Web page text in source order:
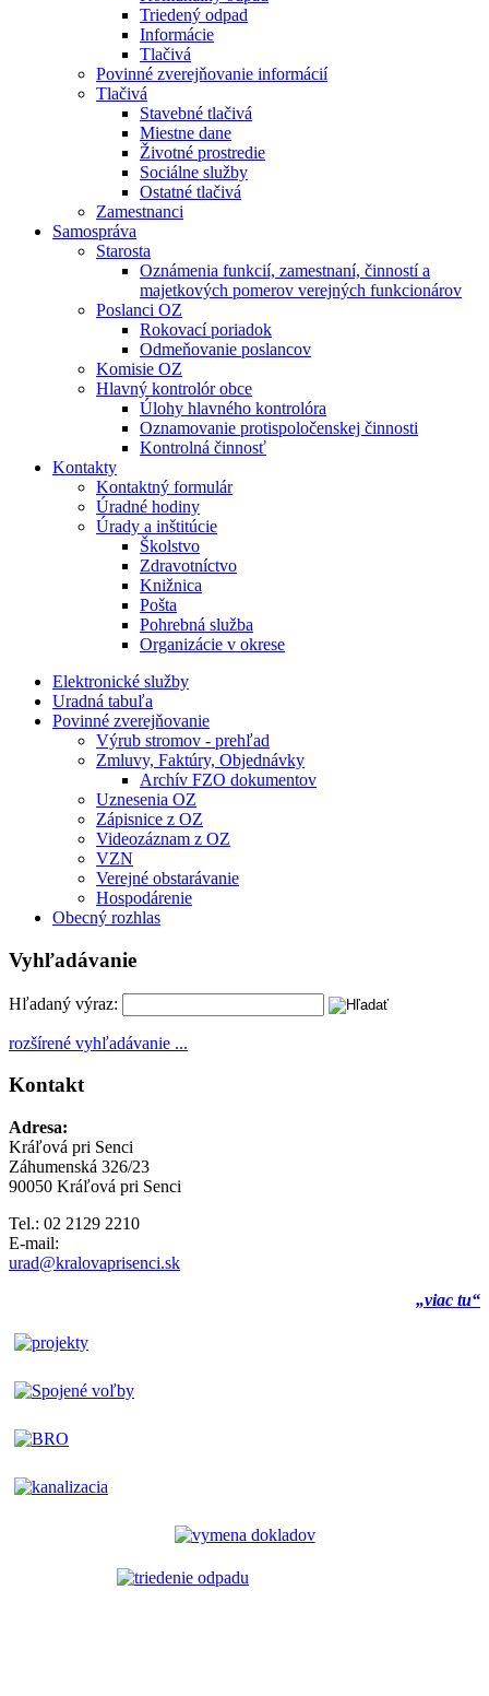
Triedený odpad
Informácie
Tlačivá
Povinné zverejňovanie informácií
Tlačivá
Stavebné tlačivá
Miestne dane
Životné prostredie
Sociálne služby
Ostatné tlačivá
Zamestnanci
Samospráva
Starosta
Oznámenia funkcií, zamestnaní, činností a
majetkových pomerov verejných funkcionárov
Poslanci OZ
Rokovací poriadok
Odmeňovanie poslancov
Komisie OZ
Hlavný kontrolór obce
Úlohy hlavného kontrolóra
Oznamovanie protispoločenskej činnosti
Kontrolná činnosť
Kontakty
Kontaktný formulár
Úradné hodiny
Úrady a inštitúcie
Školstvo
Zdravotníctvo
Knižnica
Pošta
Pohrebná služba
Organizácie v okrese
Elektronické služby
Uradná tabuľa
Povinné zverejňovanie
Výrub stromov - prehľad
Zmluvy, Faktúry, Objednávky
Archív FZO dokumentov
Uznesenia OZ
Zápisnice z OZ
Videozáznam z OZ
VZN
Verejné obstarávanie
Hospodárenie
Obecný rozhlas
Vyhľadávanie
Hľadaný výraz:
rozšírené vyhľadávanie ...
Kontakt
Adresa:
Kráľová pri Senci
Záhumenská 326/23
90050 Kráľová pri Senci
Tel.: 02 2129 2210
E-mail:
urad@kralovaprisenci.sk
„viac tu“